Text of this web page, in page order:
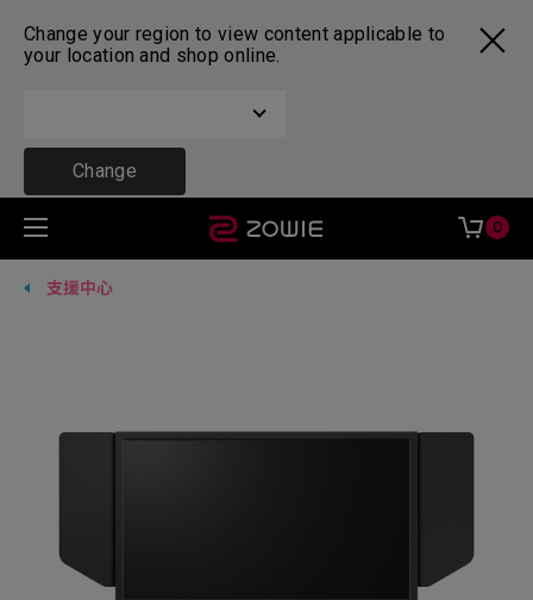
Change your region to view content applicable to
your location and shop online.
Change
0
支援中心